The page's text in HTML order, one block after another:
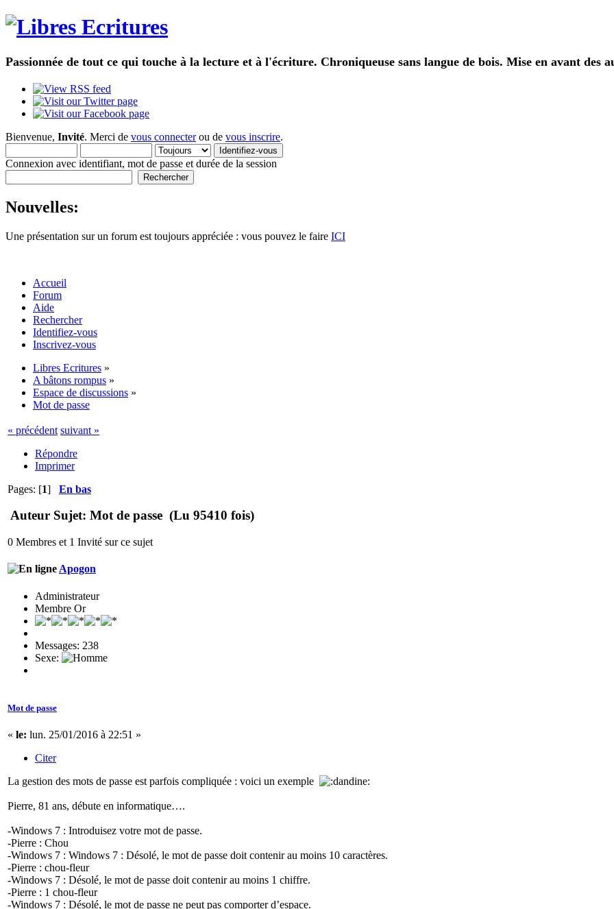
Passionnée de tout ce qui touche à la lecture et à l'écriture. Chroniqueuse sans langue de bois. Mise en avant des
Bienvenue, Invité. Merci de vous connecterou de vous inscrire.
Connexion avec identifiant, mot de passe et durée de la session
Nouvelles:
Une présentation sur un forum est toujours appréciée : vous pouvez le faire ICI
Accueil
Forum
Aide
Rechercher
Identifiez-vous
Inscrivez-vous
Libres Ecritures »
A bâtons rompus »
Espace de discussions »
Mot de passe
« précédent suivant »
Répondre
Imprimer
Pages: [1] En bas
Auteur Sujet: Mot de passe (Lu 95410 fois)
0 Membres et 1 Invité sur ce sujet
Apogon
Administrateur
Membre Or
Messages: 238
Sexe:
Mot de passe
« le: lun. 25/01/2016 à 22:51 »
Citer
La gestion des mots de passe est parfois compliquée : voici un exemple
Pierre, 81 ans, débute en informatique….
-Windows 7 : Introduisez votre mot de passe.
-Pierre : Chou
-Windows 7 : Windows 7 : Désolé, le mot de passe doit contenir au moins 10 caractères.
-Pierre : chou-fleur
-Windows 7 : Désolé, le mot de passe doit contenir au moins 1 chiffre.
-Pierre : 1 chou-fleur
-Windows 7 : Désolé, le mot de passe ne peut pas comporter d’espace.